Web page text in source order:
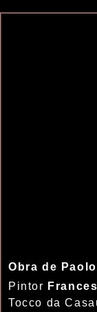
Obra de
Pintor
Tocco da